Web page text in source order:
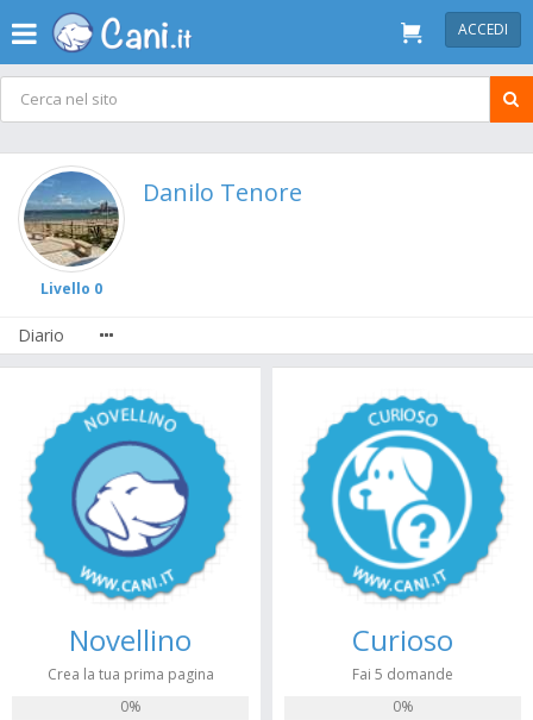
ACCEDI
Livello 0
Danilo Tenore
Diario
Novellino
Crea la tua prima pagina
0%
Curioso
Fai 5 domande
0%